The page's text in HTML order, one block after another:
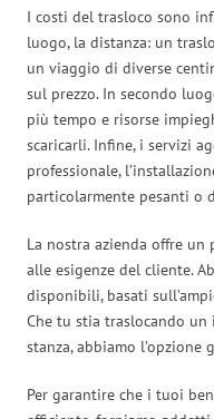
I costi del trasloco sono
luogo, la distanza: un
un viaggio di diverse
sul prezzo. In secondo
più tempo e risorse
scaricarli. Infine, i servizi
professionale,
particolarmente pesanti o
La nostra azienda offre
alle esigenze del cliente.
disponibili, basati
Che tu stia traslocando
stanza, abbiamo l’opzione
Per garantire che i tuoi